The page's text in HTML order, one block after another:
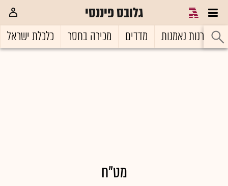
גלובס פיננסי
קרנות נאמנות מדדים מכירה בחסר כלכלת ישראל
מט"ח